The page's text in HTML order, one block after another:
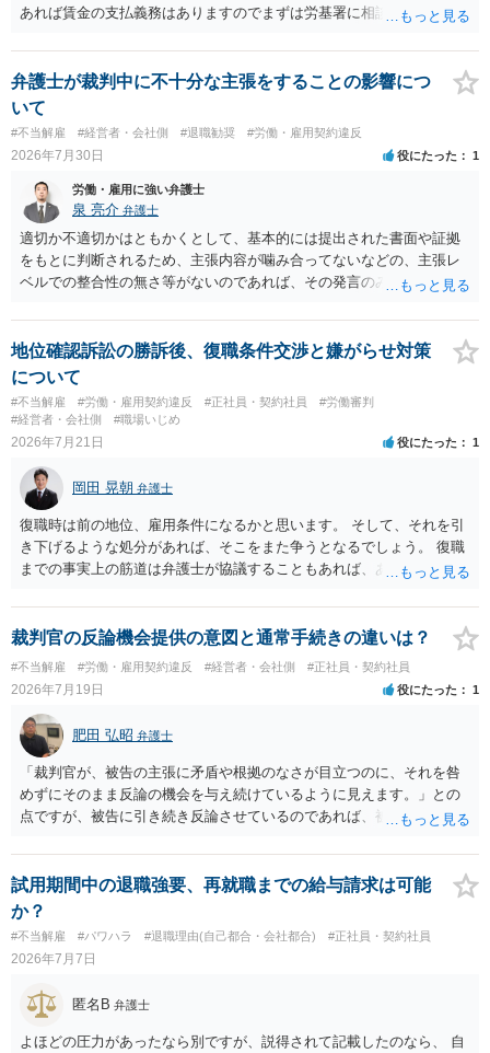
あれば賃金の支払義務はありますのでまずは労基署に相談してくださ
しいかもしれませんが）賃金などの労働債権は他の債務より優先して
支払われます。ただし支払までにかなり時間がかかるでしょう。 さら
に、「独立行政法人労働者健康安全機構 」という公的機関が未払賃金
の立替事業を行っています。詳しくは、同機構の＜未払賃金立替払相
談コーナー＞ TEL 044-431-8663 相談時間：土日祝日を除く9:15～1
7:00 に相談してみてください。同じように未払となった他の従業員の
方がいれば一緒に相談してみるといいでしょう。
弁護士が裁判中に不十分な主張をすることの影響につ
いて
#不当解雇 #経営者・会社側 #退職勧奨 #労働・雇用契約違反
2026年7月30日 役にたった 1
労働・雇用に強い弁護士
泉 亮介 弁護士
適切か不適切かはともかくとして、基本的には提出された書面や証拠
をもとに判断されるため、主張内容が噛み合ってないなどの、主張レ
ベルでの整合性の無さ等がないのであれば、その発言のみで大きく不
地位確認訴訟の勝訴後、復職条件交渉と嫌がらせ対策
について
#不当解雇 #労働・雇用契約違反 #正社員・契約社員
#労働審判
#経営者・会社側
#職場いじめ
2026年7月21日 役にたった 1
岡田 晃朝 弁護士
復職時は前の地位、雇用条件になるかと思います。 そして、それを引
き下げるような処分があれば、そこをまた争うとなるでしょう。 復職
までの事実上の筋道は弁護士が協議することもあれば、あなたがご自
ょうから、別途費用が発生することもありますが、出勤日時の設定く
らいならサービスでしてくれるかもしれません。
裁判官の反論機会提供の意図と通常手続きの違いは？
#不当解雇 #労働・雇用契約違反 #経営者・会社側 #正社員・契約社員
2026年7月19日 役にたった 1
肥田 弘昭 弁護士
「裁判官が、被告の主張に矛盾や根拠のなさが目立つのに、それを咎
めずにそのまま反論の機会を与え続けているように見えます。」との
点ですが、被告に引き続き反論させているのであれば、被告の主張が
くしている場合があります。被告がこれ以上ありませんと言えば終わ
るかと思います。ご参考にしてください。
試用期間中の退職強要、再就職までの給与請求は可能
か？
#不当解雇 #パワハラ #退職理由(自己都合・会社都合) #正社員・契約社員
2026年7月7日
匿名B 弁護士
よほどの圧力があったなら別ですが、説得されて記載したのなら、 自